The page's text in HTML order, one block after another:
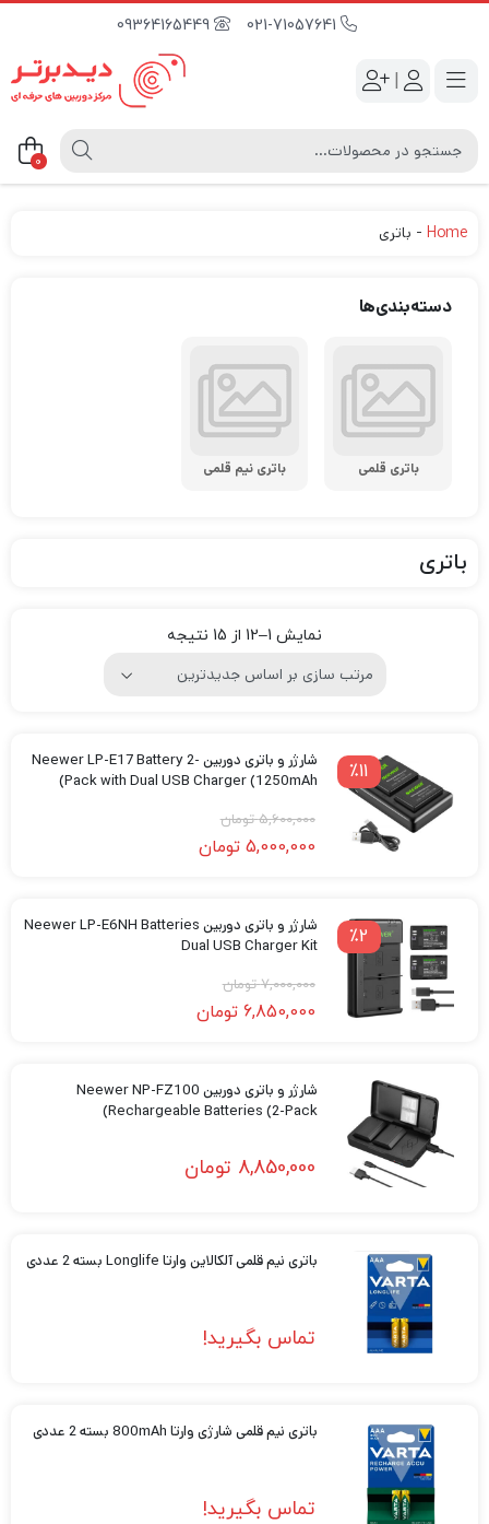
09364165449
|
0
Home
- باتری
دسته‌بندی‌ها
باتری قلمی باتری نیم قلمی
باتری
نمایش 1–12 از 15 نتیجه
٪11
شارژر و باتری دوربین Neewer LP-E17 Battery 2-
Pack with Dual USB Charger (1250mAh)
5,600,000 تومان
5,000,000 تومان
٪2
شارژر و باتری دوربین Neewer LP-E6NH Batteries
Dual USB Charger Kit
7,000,000 تومان
6,850,000 تومان
شارژر و باتری دوربین Neewer NP-FZ100
Rechargeable Batteries (2-Pack)
8,850,000 تومان
باتری نیم قلمی آلکالاین وارتا Longlife بسته 2 عددی
تماس بگیرید!
باتری نیم قلمی شارژی وارتا 800mAh بسته 2 عددی
تماس بگیرید!